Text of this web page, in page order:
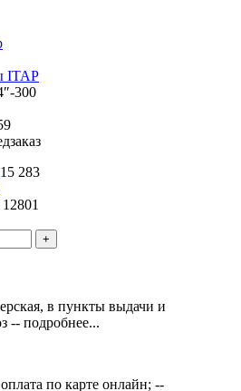
ITAP
300
15 283
+
в пункты выдачи и
-- подробнее...
по карте онлайн; --